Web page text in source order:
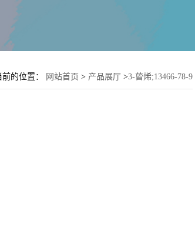
前的位置： 网站首页 > 产品展厅 >3-蒈烯;13466-78-9